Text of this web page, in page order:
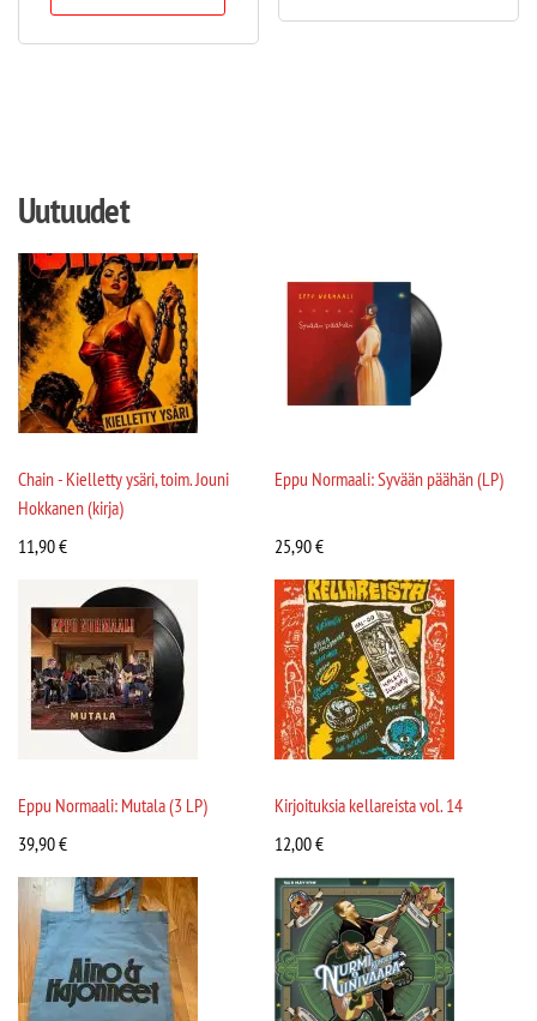
Uutuudet
Chain - Kielletty ysäri, toim. Jouni
Hokkanen (kirja)
11,90€
Eppu Normaali: Syvään päähän (LP)
25,90€
Eppu Normaali: Mutala (3 LP)
39,90€
Kirjoituksia kellareista vol. 14
12,00€